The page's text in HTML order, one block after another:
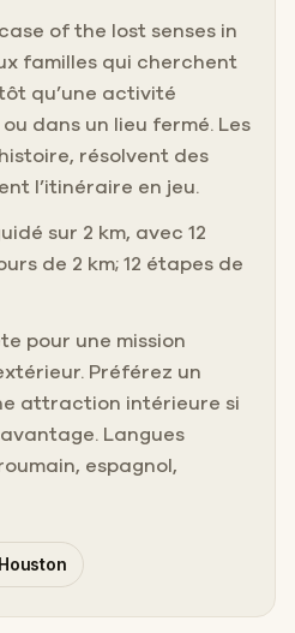
of the lost senses in
familles qui cherchent
qu’une activité
dans un lieu fermé. Les
résolvent des
l’itinéraire en jeu.
sur 2 km, avec 12
de 2 km; 12 étapes de
pour une mission
Préférez un
attraction intérieure si
Langues
espagnol,